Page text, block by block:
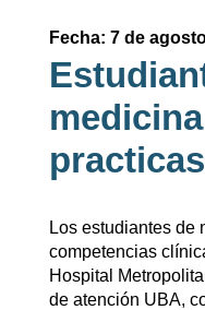
Fecha: 7 de
practicas
Los estudiantes de
competencias
Hospital
de atención UBA,